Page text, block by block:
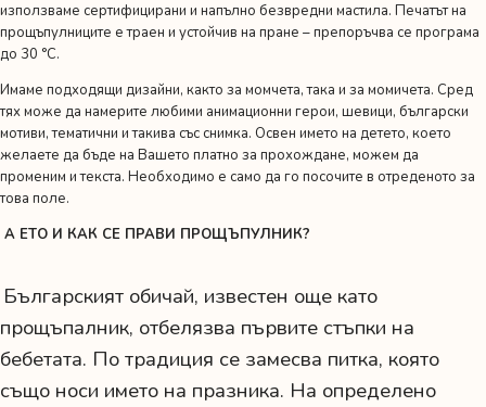
използваме сертифицирани и напълно безвредни мастила. Печатът на
прощъпулниците е траен и устойчив на пране – препоръчва се програма
до 30 °C.
Имаме подходящи дизайни, както за момчета, така и за момичета. Сред
тях може да намерите любими анимационни герои, шевици, български
мотиви, тематични и такива със снимка. Освен името на детето, което
желаете да бъде на Вашето платно за прохождане, можем да
променим и текста. Необходимо е само да го посочите в отреденото за
това поле.
А ЕТО И КАК СЕ ПРАВИ ПРОЩЪПУЛНИК?
Българският обичай, известен още като
прощъпалник, отбелязва първите стъпки на
бебетата. По традиция се замесва питка, която
също носи името на празника. На определено